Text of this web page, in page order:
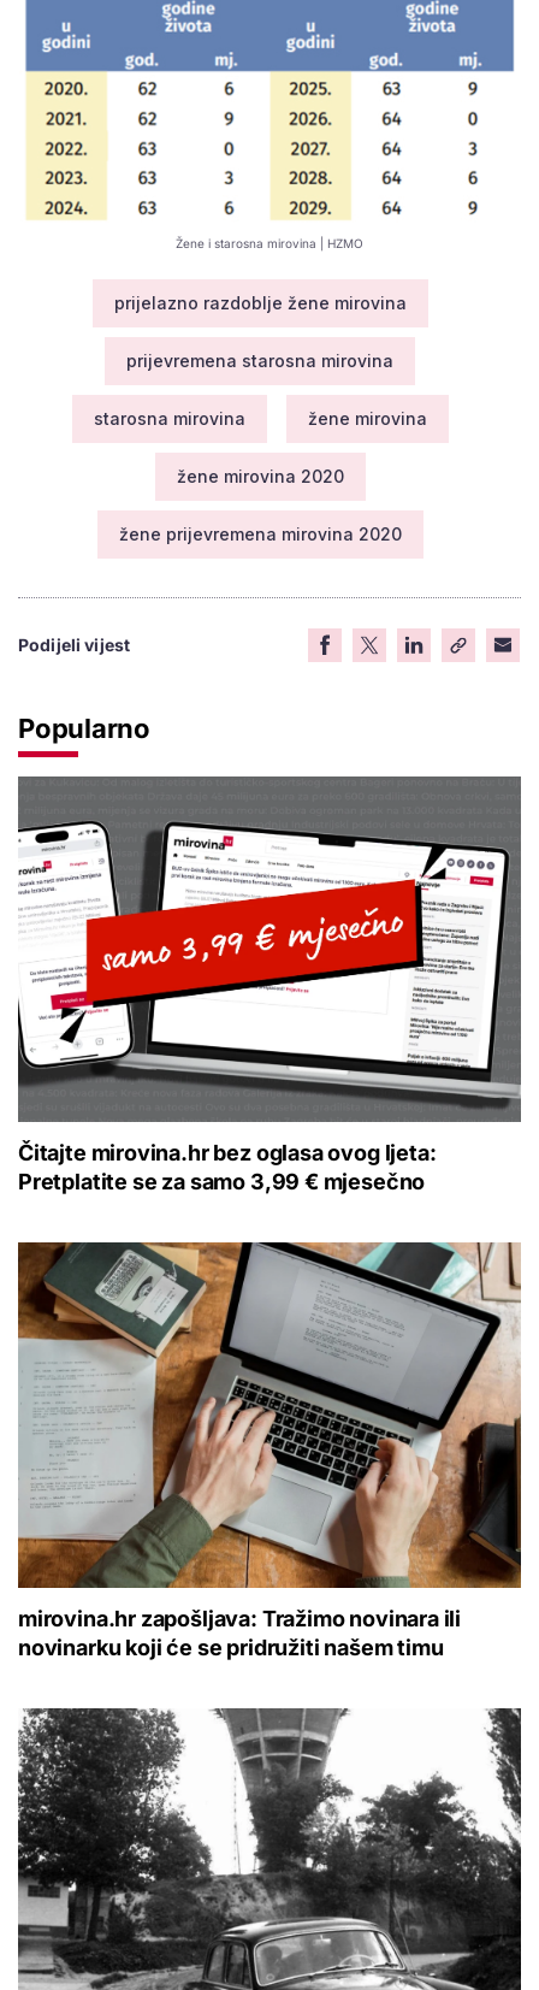
Žene i starosna mirovina | HZMO
prijelazno razdoblje žene mirovina
prijevremena starosna mirovina
starosna mirovina žene mirovina
žene mirovina 2020
žene prijevremena mirovina 2020
Podijeli vijest
Popularno
Čitajte mirovina.hr bez oglasa ovog ljeta:
Pretplatite se za samo 3,99 € mjesečno
mirovina.hr zapošljava: Tražimo novinara ili
novinarku koji će se pridružiti našem timu